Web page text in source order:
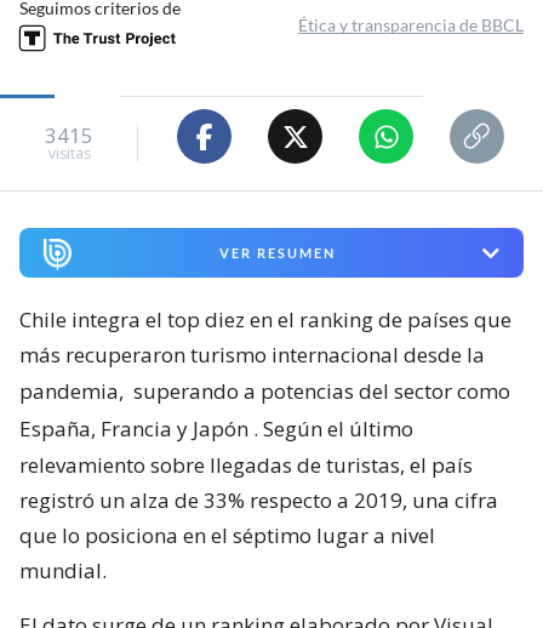
Seguimos criterios de
Ética y transparencia de BBCL
3415
visitas
VER RESUMEN
Chile integra el top diez en el ranking de países que
más recuperaron turismo internacional desde la
pandemia, superando a potencias del sector como
España, Francia y Japón . Según el último
relevamiento sobre llegadas de turistas, el país
registró un alza de 33% respecto a 2019, una cifra
que lo posiciona en el séptimo lugar a nivel
mundial.